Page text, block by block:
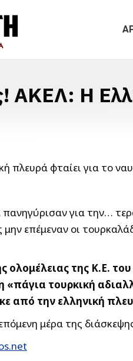
ΑΚΕΛ: Η
για την…
επέμεναν οι
ολομέλειας της Κ.Ε.
τουρκική
από την ελληνική
μέρα της